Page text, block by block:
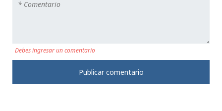
Debes ingresar un comentario